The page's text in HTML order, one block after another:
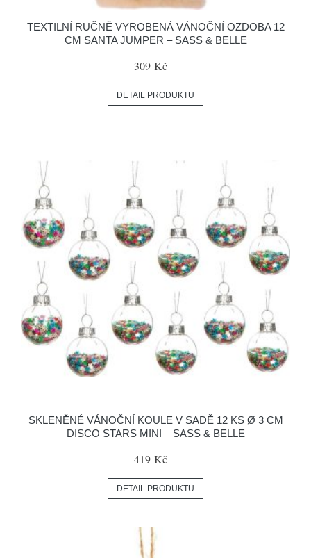
TEXTILNÍ RUČNĚ VYROBENÁ VÁNOČNÍ OZDOBA 12
CM SANTA JUMPER – SASS & BELLE
309 Kč
DETAIL PRODUKTU
SKLENĚNÉ VÁNOČNÍ KOULE V SADĚ 12 KS Ø 3 CM
DISCO STARS MINI – SASS & BELLE
419 Kč
DETAIL PRODUKTU